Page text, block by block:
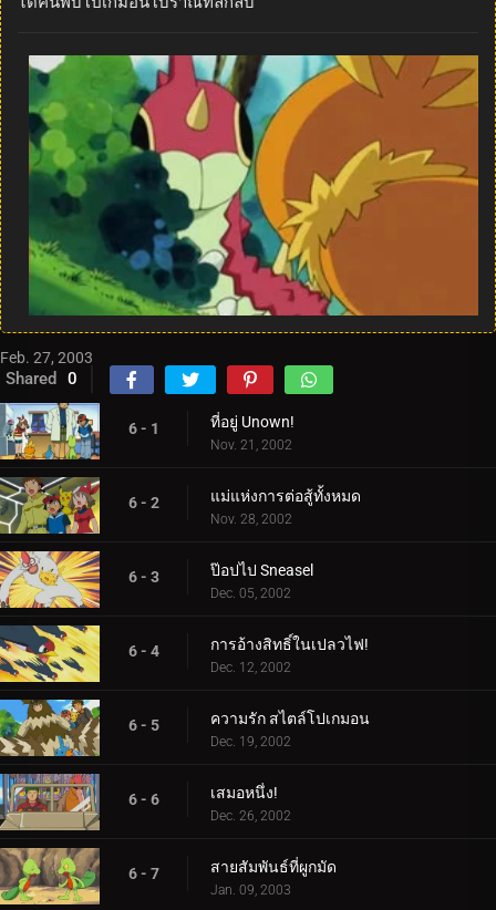
Feb. 27, 2003
Shared 0
6 - 1 ที่อยู่ Unown!
Nov. 21, 2002
6 - 2 แม่แห่งการต่อสู้ทั้งหมด
Nov. 28, 2002
6 - 3 ป๊อปไป Sneasel
Dec. 05, 2002
6 - 4 การอ้างสิทธิ์ในเปลวไฟ!
Dec. 12, 2002
6 - 5 ความรัก สไตล์โปเกมอน
Dec. 19, 2002
6 - 6 เสมอหนึ่ง!
Dec. 26, 2002
6 - 7 สายสัมพันธ์ที่ผูกมัด
Jan. 09, 2003